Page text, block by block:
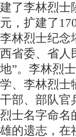
建了李林烈士
元，扩建了
李林烈士纪念
西省委、省人
地”。李林烈
学、李林烈士
干部、部队官
烈士名字命名
雄的遗志，在